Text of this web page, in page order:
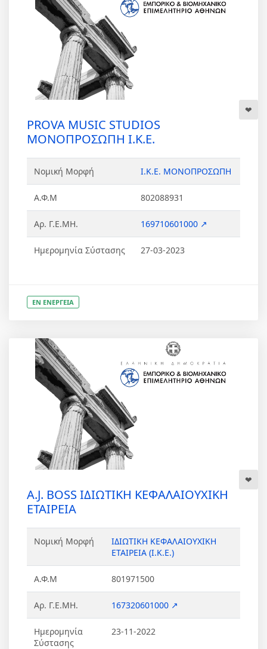
PROVA MUSIC STUDIOS
ΜΟΝΟΠΡΟΣΩΠΗ Ι.Κ.Ε.
Νομική Μορφή Ι.Κ.Ε. ΜΟΝΟΠΡΟΣΩΠΗ
Α.Φ.Μ 802088931
Αρ. Γ.Ε.ΜΗ. 169710601000 ↗
Ημερομηνία Σύστασης 27-03-2023
ΕΝ ΕΝΕΡΓΕΙΑ
A.J. BOSS ΙΔΙΩΤΙΚΗ ΚΕΦΑΛΑΙΟΥΧΙΚΗ
ΕΤΑΙΡΕΙΑ
Νομική Μορφή
ΙΔΙΩΤΙΚΗ ΚΕΦΑΛΑΙΟΥΧΙΚΗ
ΕΤΑΙΡΕΙΑ (Ι.Κ.Ε.)
Α.Φ.Μ 801971500
Αρ. Γ.Ε.ΜΗ. 167320601000 ↗
Ημερομηνία
Σύστασης
23-11-2022